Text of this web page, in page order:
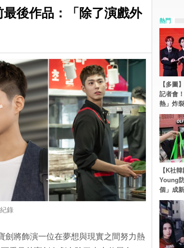
最後作品：「除了演戲外
錄
劍將飾演一位在夢想與現實之間努力熱
熱門
【多圖
記者會
熱」炸
【K社
Young
個」成